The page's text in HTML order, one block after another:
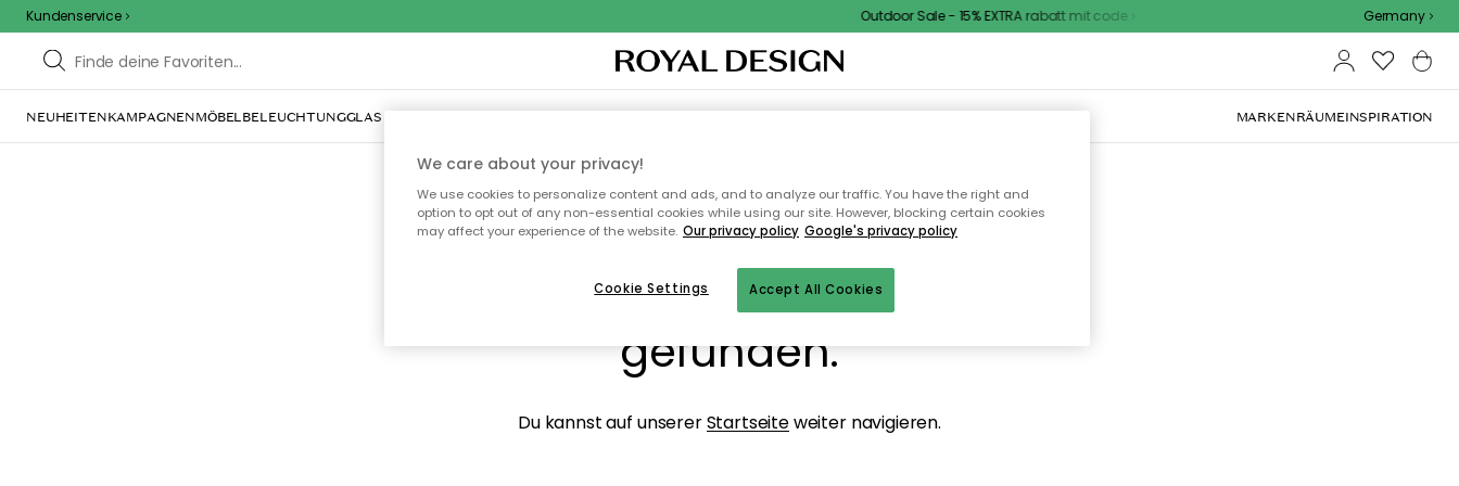
Kundenservice Outdoor Sale - 15% EXTRA rabatt mit code Germany
NEUHEITENKAMPAGNENMÖBELBELEUCHTUNGGLAS & GESCHIRRINNENEINRICHTUNGTEXTILIEN & TEPPICHEKÜCHEAUFBEWAHRUNGOUTDOOR-MÖBEL MARKENRÄUMEINSPIRATION
Ooops, die Seite wurde nicht
gefunden.
Du kannst auf unsererStartseiteweiter navigieren.
We care about your privacy!
We use cookies to personalize content and ads, and to analyze our traffic. You have the right and
option to opt out of any non-essential cookies while using our site. However, blocking certain cookies
may affect your experience of the website. Our privacy policy Google's privacy policy
Accept All Cookies
Cookie Settings